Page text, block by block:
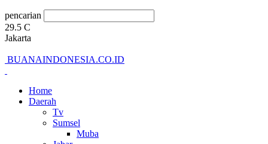
pencarian
29.5 C
Jakarta
BUANAINDONESIA.CO.ID
Home
Daerah
Tv
Sumsel
Muba